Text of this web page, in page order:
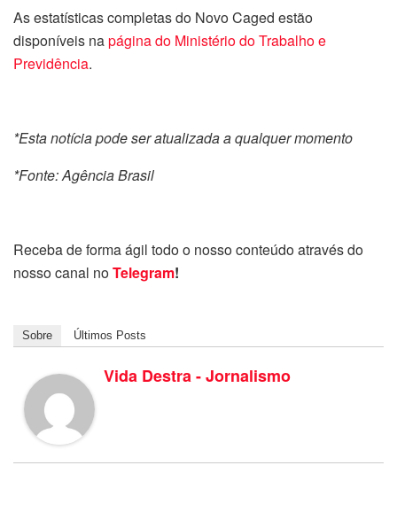
As estatísticas completas do Novo Caged estão
disponíveis napágina do Ministério do Trabalho e
Previdência.
*Esta notícia pode ser atualizada a qualquer momento
*Fonte: Agência Brasil
Receba de forma ágil todo o nosso conteúdo através do
nosso canal noTelegram!
Sobre Últimos Posts
Vida Destra - Jornalismo